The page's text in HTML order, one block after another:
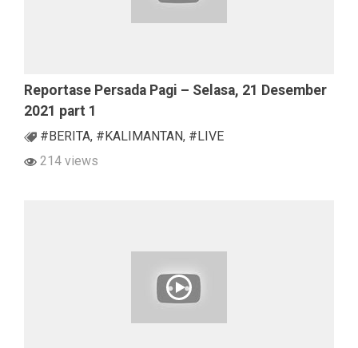
Reportase Persada Pagi – Selasa, 21 Desember
2021 part 1
#BERITA, #KALIMANTAN, #LIVE
214 views